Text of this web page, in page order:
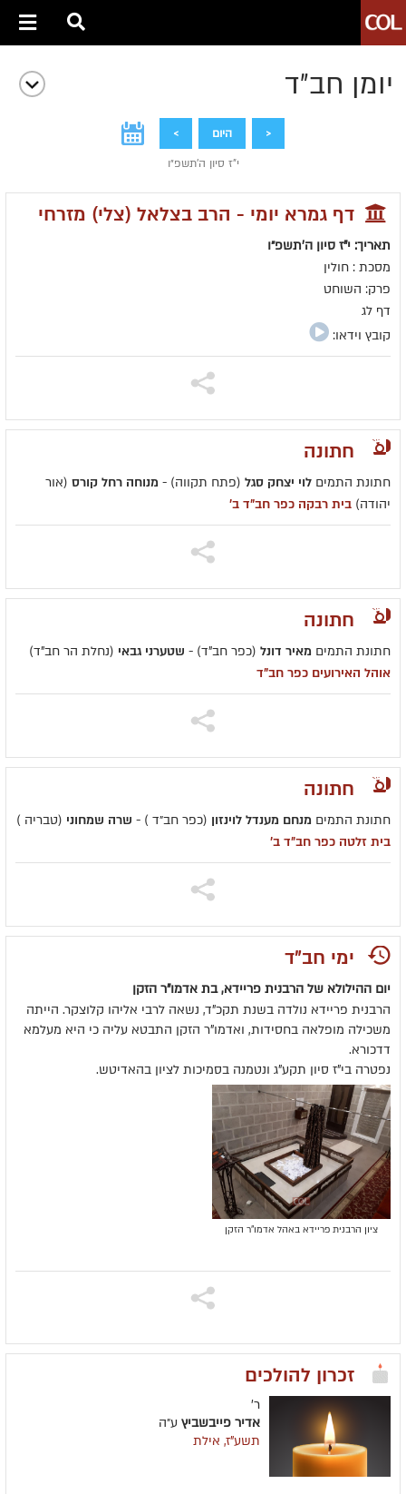
יומן חב״ד
< היום >
י"ז סיון ה׳תשפ״ו
דף גמרא יומי - הרב בצלאל (צלי) מזרחי
תאריך: י"ז סיון ה׳תשפ״ו
מסכת : חולין
פרק: השוחט
דף לג
קובץ וידאו:
חתונה
חתונת התמים לוי יצחק סגל (פתח תקווה) - מנוחה רחל קורס (אור
יהודה) בית רבקה כפר חב"ד ב'
חתונה
חתונת התמים מאיר דונל (כפר חב"ד) - שטערני גבאי (נחלת הר חב"ד)
אוהל האירועים כפר חב"ד
חתונה
חתונת התמים מנחם מענדל לוינזון (כפר חב״ד ) - שרה שמחוני (טבריה )
בית זלטה כפר חב״ד ב׳
ימי חב"ד
יום ההילולא של הרבנית פריידא, בת אדמו"ר הזקן
הרבנית פריידא נולדה בשנת תקכ"ד, נשאה לרבי אליהו קלוצקר. הייתה
משכילה מופלאה בחסידות, ואדמו"ר הזקן התבטא עליה כי היא מעלמא
דדכורא.
נפטרה בי"ז סיון תקע"ג ונטמנה בסמיכות לציון בהאדיטש.
ציון הרבנית פריידא באהל אדמו"ר הזקן
זכרון להולכים
ר'
אדיר פייבשביץ ע״ה
תשע"ז, אילת